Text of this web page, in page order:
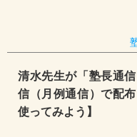
清水先生が「塾長通
信（月例通信）で配
使ってみよう】